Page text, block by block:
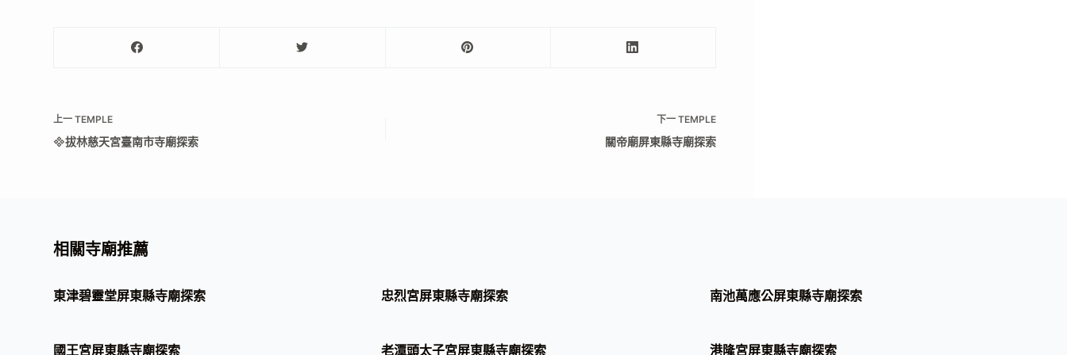
上一TEMPLE
拔林慈天宮臺南市寺廟探索
下一 TEMPLE
關帝廟屏東縣寺廟探索
相關寺廟推薦
東津碧靈堂屏東縣寺廟探索 忠烈宮屏東縣寺廟探索 南池萬應公屏東縣寺廟探索
國王宮屏東縣寺廟探索 老潭頭太子宮屏東縣寺廟探索 港隆宮屏東縣寺廟探索